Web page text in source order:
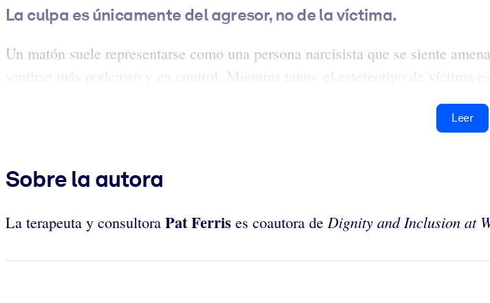
La culpa es únicamente del agresor, no de la víctima.
Un matón suele representarse como una persona narcisista que se siente
sentirse más poderoso y en control. Mientras tanto, el estereotipo de víctima
Leer
Sobre la autora
La terapeuta y consultora Pat Ferris es coautora de Dignity and Inclusion at